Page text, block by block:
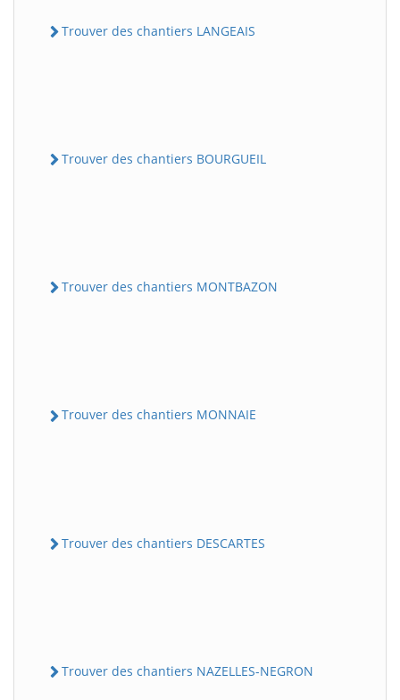
Trouver des chantiers LANGEAIS
Trouver des chantiers BOURGUEIL
Trouver des chantiers MONTBAZON
Trouver des chantiers MONNAIE
Trouver des chantiers DESCARTES
Trouver des chantiers NAZELLES-NEGRON